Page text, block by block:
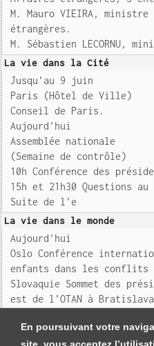
En poursuivant votre
M. Mauro VIEIRA,
étrangères.
M. Sébastien LECORNU,
La vie dans la Cité
Jusqu'au 9 juin
Paris (Hôtel de Ville)
Conseil de Paris.
Aujourd'hui
Assemblée nationale
(Semaine de contrôle)
10h Conférence des
15h et 21h30 Questions au
Suite de l'e
La vie dans le monde
Aujourd'hui
Oslo Conférence
enfants dans les conflits
Slovaquie Sommet des
est de l'OTAN à